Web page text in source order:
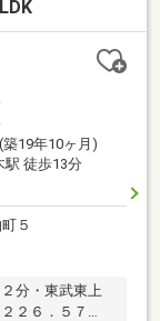
築19年10ヶ月)
駅 徒歩13分
５
分・東武東上
２６．５７